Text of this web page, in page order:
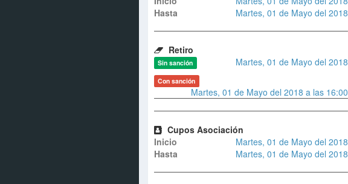
Hasta
Martes, 01 de Mayo del 2018
Retiro
Sin sanción Martes, 01 de Mayo del 2018
Con sanción
Martes, 01 de Mayo del 2018 a las 16:00
Cupos Asociación
Inicio
Martes, 01 de Mayo del 2018
Hasta
Martes, 01 de Mayo del 2018